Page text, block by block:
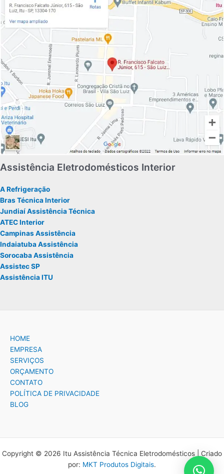
Assistência Eletrodomésticos Interior
A Refrigeração
Bras Técnica Interior
Jundiaí Assistência Técnica
ATEC Interior
Campinas Assistência
Indaiatuba Assistência
Sorocaba Assistência
Assistec SP
Assistência ITU
HOME
EMPRESA
SERVIÇOS
ORÇAMENTO
CONTATO
POLÍTICA DE PRIVACIDADE
BLOG
Copyright © 2026 Itu Assistência Técnica Eletrodomésticos | Criado
por: MKT Produtos Digitais.